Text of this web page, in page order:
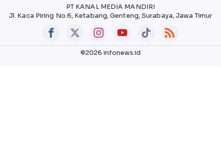
PT KANAL MEDIA MANDIRI
Jl. Kaca Piring No.6, Ketabang, Genteng, Surabaya, Jawa Timur
©2026 infonews.id